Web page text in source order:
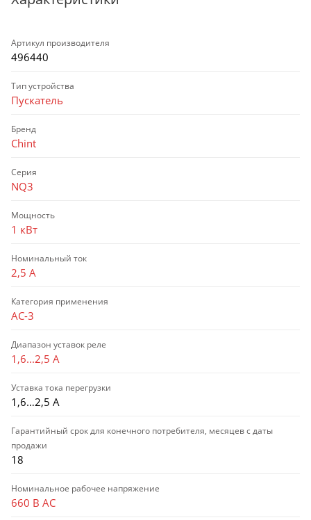
Артикул производителя
496440
Тип устройства
Пускатель
Бренд
Chint
Серия
NQ3
Мощность
1 кВт
Номинальный ток
2,5 А
Категория применения
AC-3
Диапазон уставок реле
1,6...2,5 А
Уставка тока перегрузки
1,6…2,5 А
Гарантийный срок для конечного потребителя, месяцев с даты
продажи
18
Номинальное рабочее напряжение
660 В AC